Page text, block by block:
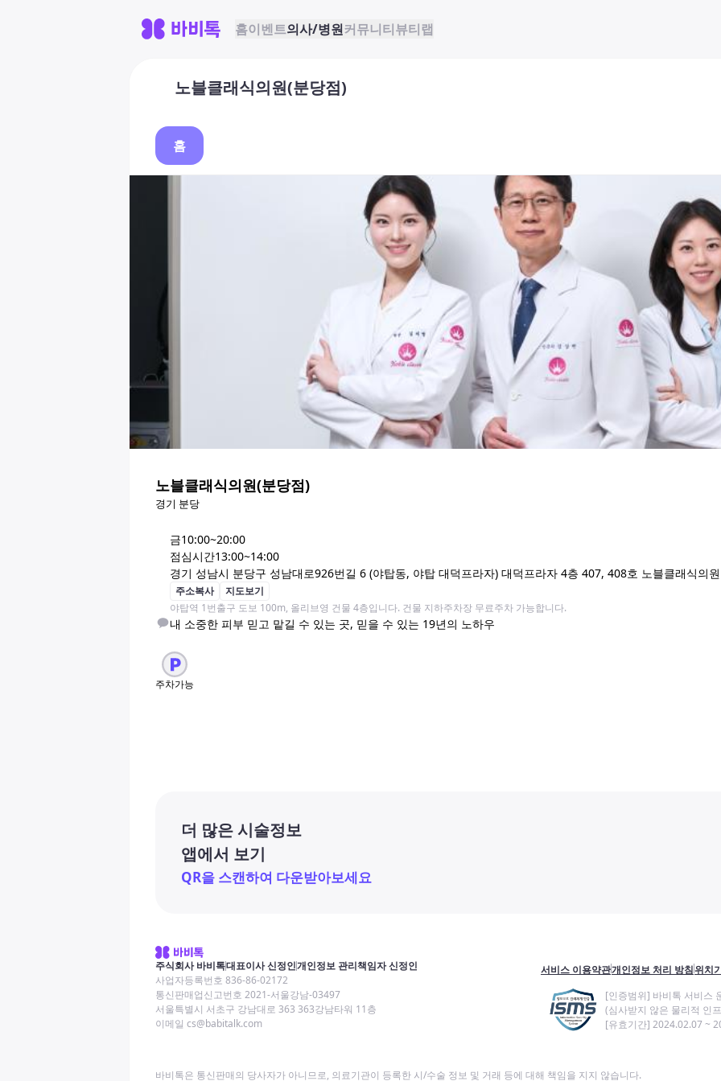
홈이벤트의사/병원커뮤니티뷰티랩
노블클래식의원(분당점)
홈
노블클래식의원(분당점)
경기 분당
금10:00~20:00
점심시간13:00~14:00
경기 성남시 분당구 성남대로926번길 6 (야탑동, 야탑 대덕프라자) 대덕프라자 4층 407, 408호 노블클래식의
주소복사
지도보기
야탑역 1번출구 도보 100m, 올리브영 건물 4층입니다. 건물 지하주차장 무료주차 가능합니다.
내 소중한 피부 믿고 맡길 수 있는 곳, 믿을 수 있는 19년의 노하우
주차가능
더 많은 시술정보
앱에서 보기
QR을 스캔하여 다운받아보세요
주식회사 바비톡대표이사 신정인개인정보 관리책임자 신정인
사업자등록번호 836-86-02172
통신판매업신고번호 2021-서울강남-03497
서울특별시 서초구 강남대로 363 363강남타워 11층
이메일 cs@babitalk.com
서비스 이용약관개인정보 처리 방침위치
[인증범위] 바비톡 서비스
(심사받지 않은 물리적 인
[유효기간] 2024.02.07 ~
바비톡은 통신판매의 당사자가 아니므로, 의료기관이 등록한 시/수술 정보 및 거래 등에 대해 책임을 지지 않습니다.